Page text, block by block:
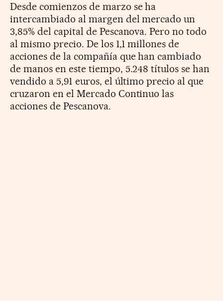
Desde comienzos de marzo se ha
intercambiado al margen del mercado un
3,85% del capital de Pescanova. Pero no todo
al mismo precio. De los 1,1 millones de
acciones de la compañía que han cambiado
de manos en este tiempo, 5.248 títulos se han
vendido a 5,91 euros, el último precio al que
cruzaron en el Mercado Continuo las
acciones de Pescanova.